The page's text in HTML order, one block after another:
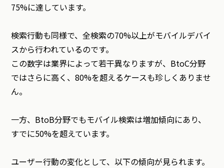
75%に達しています。
検索行動も同様で、全検索の70%以上がモバイルデバイ
スから行われているのです。
この数字は業界によって若干異なりますが、BtoC分野
ではさらに高く、80%を超えるケースも珍しくありませ
ん。
一方、BtoB分野でもモバイル検索は増加傾向にあり、
すでに50%を超えています。
ユーザー行動の変化として、以下の傾向が見られます。